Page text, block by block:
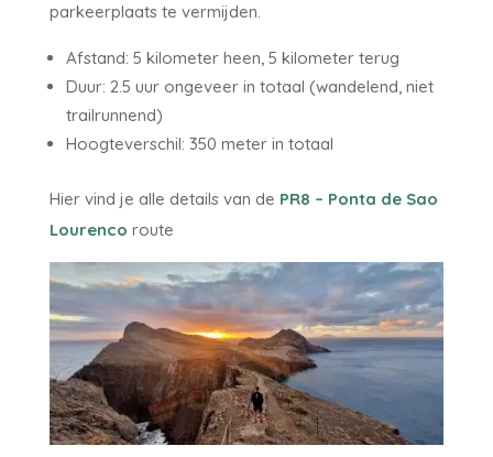
parkeerplaats te vermijden.
Afstand: 5 kilometer heen, 5 kilometer terug
Duur: 2.5 uur ongeveer in totaal (wandelend, niet
trailrunnend)
Hoogteverschil: 350 meter in totaal
Hier vind je alle details van de PR8 – Ponta de Sao
Lourenco route